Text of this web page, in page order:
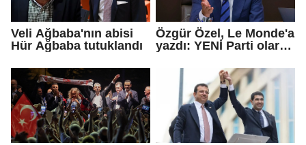
Veli Ağbaba'nın abisi
Hür Ağbaba tutuklandı
Özgür Özel, Le Monde'a
yazdı: YENİ Parti olarak
öneriyoruz